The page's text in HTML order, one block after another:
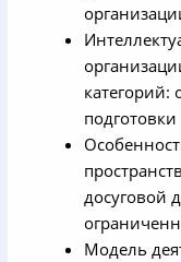
категорий:
досуговой
Модель